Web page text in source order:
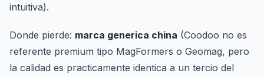
intuitiva).
Donde pierde: marca generica china (Coodoo no es
referente premium tipo MagFormers o Geomag, pero
la calidad es practicamente identica a un tercio del